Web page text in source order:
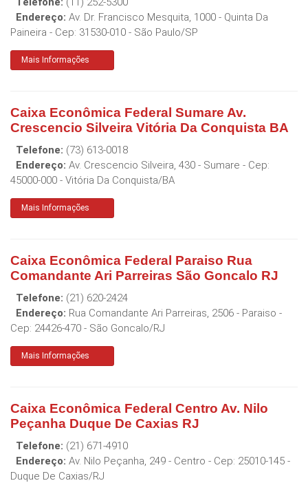
Endereço: Av. Dr. Francisco Mesquita, 1000 - Quinta Da
Paineira - Cep: 31530-010 - São Paulo/SP
Mais Informações
Caixa Econômica Federal Sumare Av.
Crescencio Silveira Vitória Da Conquista BA
Telefone: (73) 613-0018
Endereço: Av. Crescencio Silveira, 430 - Sumare - Cep:
45000-000 - Vitória Da Conquista/BA
Mais Informações
Caixa Econômica Federal Paraiso Rua
Comandante Ari Parreiras São Goncalo RJ
Telefone: (21) 620-2424
Endereço: Rua Comandante Ari Parreiras, 2506 - Paraiso -
Cep: 24426-470 - São Goncalo/RJ
Mais Informações
Caixa Econômica Federal Centro Av. Nilo
Peçanha Duque De Caxias RJ
Telefone: (21) 671-4910
Endereço: Av. Nilo Peçanha, 249 - Centro - Cep: 25010-145 -
Duque De Caxias/RJ